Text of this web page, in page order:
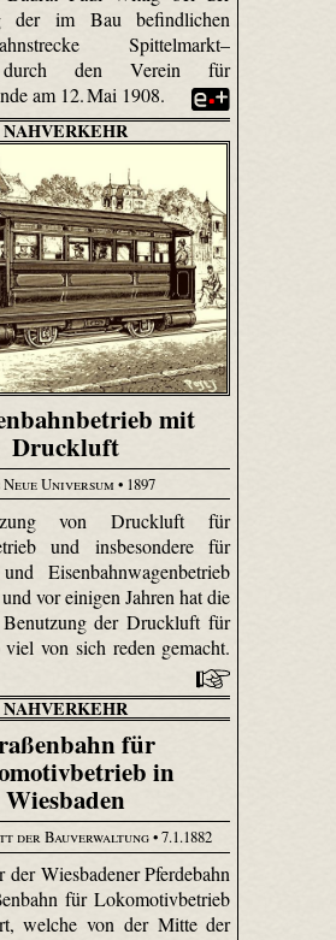
der im Bau befindlichen
Spittelmarkt–
durch den Verein für
am 12. Mai 1908.
NAHVERKEHR
mit
Druckluft
Neue Universum • 1897
von Druckluft für
und insbesondere für
Eisenbahnwagenbetrieb
vor einigen Jahren hat die
Benutzung der Druckluft für
von sich reden gemacht.
NAHVERKEHR
für
in
Wiesbaden
der Bauverwaltung• 7.1.1882
der Wiesbadener Pferdebahn
für Loko­motiv­betrieb
welche von der Mitte der